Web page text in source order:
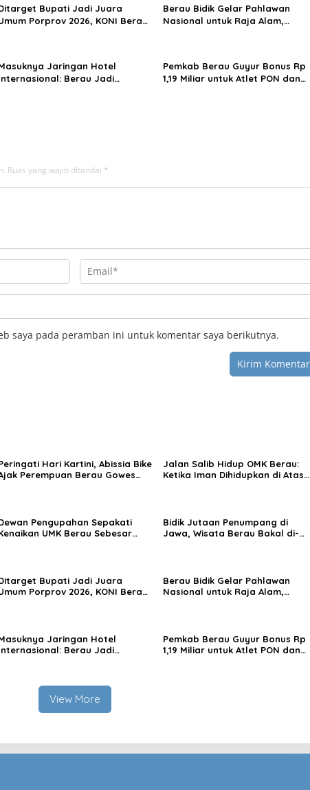
Bupati Jadi Juara
Porprov 2026, KONI Berau:
Berau Bidik Gelar Pahlawan
Nasional untuk Raja Alam,
Jaringan Hotel
Berau Jadi
Pemkab Berau Guyur Bonus Rp
1,19 Miliar untuk Atlet PON dan
Ruas yang wajib ditandai *
saya pada peramban ini untuk komentar saya berikutnya.
Hari Kartini, Abissia Bike
Perempuan Berau Gowes
Jalan Salib Hidup OMK Berau:
Ketika Iman Dihidupkan di Atas
Pengupahan Sepakati
UMK Berau Sebesar
Bidik Jutaan Penumpang di
Jawa, Wisata Berau Bakal di-
Bupati Jadi Juara
Porprov 2026, KONI Berau:
Berau Bidik Gelar Pahlawan
Nasional untuk Raja Alam,
Jaringan Hotel
Berau Jadi
Pemkab Berau Guyur Bonus Rp
1,19 Miliar untuk Atlet PON dan
View More